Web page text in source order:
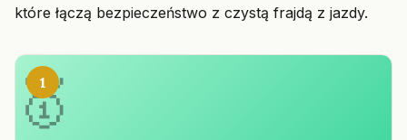
które łączą bezpieczeństwo z czystą frajdą z jazdy.
1